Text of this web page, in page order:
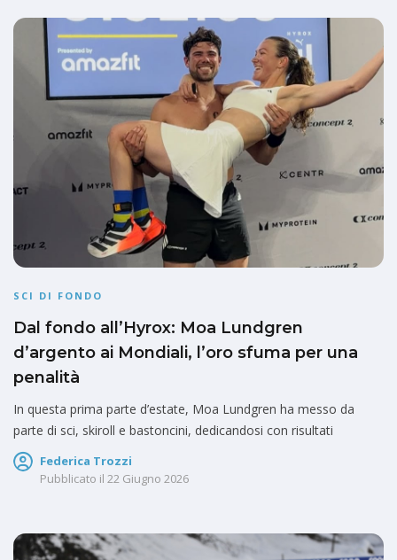
SCI DI FONDO
Dal fondo all’Hyrox: Moa Lundgren
d’argento ai Mondiali, l’oro sfuma per una
penalità
In questa prima parte d’estate, Moa Lundgren ha messo da
parte di sci, skiroll e bastoncini, dedicandosi con risultati
Federica Trozzi
Pubblicato il 22 Giugno 2026